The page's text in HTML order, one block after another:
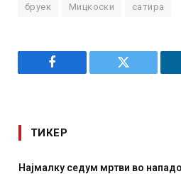
бруек Мицкоски сатира
Facebook Twitter
ТИКЕР
СОЗИС: Украинците